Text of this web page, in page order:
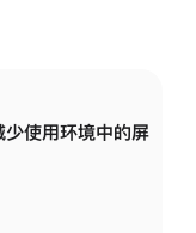
少使用环境中的屏